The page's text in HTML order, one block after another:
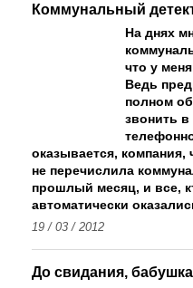
Коммунальный
На днях
что у
Ведь
полном
звонить
оказывается,
не перечислила
прошлый месяц, и все,
автоматически
19 / 03 / 2012
До свидания,